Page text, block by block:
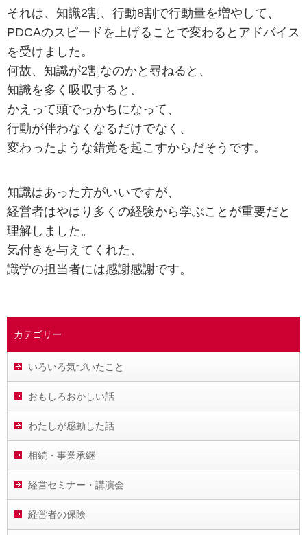
カテゴリー
いろいろ気づいたこと
おもしろおかしい話
わたしが感動した話
相続・事業承継
経営セミナー・講演会
経営者の保険
それは、知識2割、行動8割で行動量を増やして、
PDCAのスピードを上げることで変わるとアドバイス
を受けました。
何故、知識が2割なのかと尋ねると、
知識を多く吸収すると、
かえって頭でっかちになって、
行動が伴わなくなるだけでなく、
変わったような錯覚を起こすからだそうです。
知識はあった方がいいですが、
経営者はやはり多くの経験から学ぶことが重要だと
理解しました。
気付きを与えてくれた、
識学の担当者には感謝感謝です。